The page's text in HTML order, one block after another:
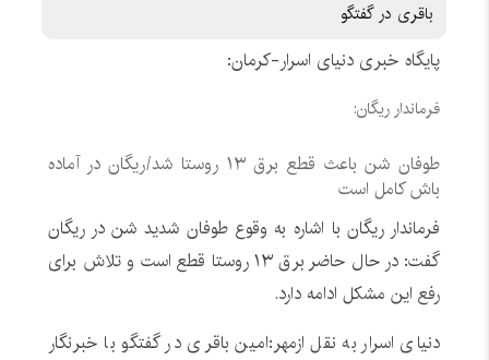
باقری در گفتگو
پایگاه خبری دنیای اسرار-کرمان:
فرماندار ریگان:
طوفان شن باعث قطع برق ۱۳ روستا شد/ریگان در آماده
باش کامل است
فرماندار ریگان با اشاره به وقوع طوفان شدید شن در ریگان
گفت: در حال حاضر برق ۱۳ روستا قطع است و تلاش برای
رفع این مشکل ادامه دارد.
دنیای اسرار به نقل ازمهر:امین باقری در گفتگو با خبرنگار